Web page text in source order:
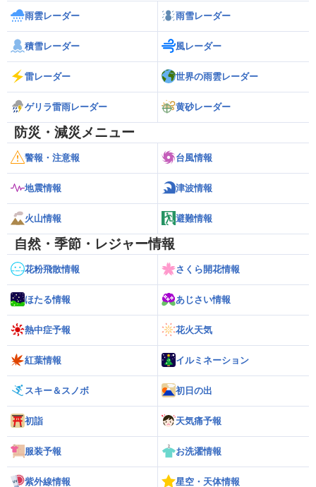
雨雲レーダー 雨雪レーダー
積雪レーダー 風レーダー
雷レーダー 世界の雨雲レーダー
ゲリラ雷雨レーダー 黄砂レーダー
防災・減災メニュー
警報・注意報 台風情報
地震情報 津波情報
火山情報 避難情報
自然・季節・レジャー情報
花粉飛散情報 さくら開花情報
ほたる情報 あじさい情報
熱中症予報 花火天気
紅葉情報 イルミネーション
スキー＆スノボ 初日の出
初詣 天気痛予報
服装予報 お洗濯情報
紫外線情報 星空・天体情報